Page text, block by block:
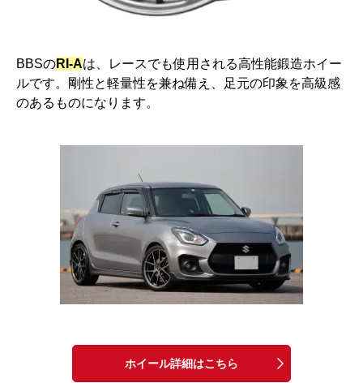
BBSのRI-Aは、レースでも使用される高性能鍛造ホイー
ルです。剛性と軽量性を兼ね備え、足元の印象を高級感
のあるものになります。
ホイール詳細はこちら